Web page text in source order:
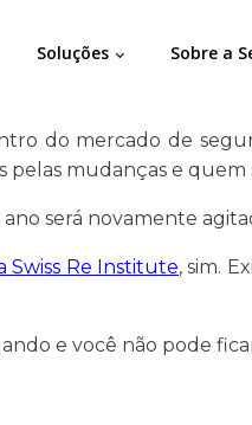
Soluções Sobre a
do mercado de
mudanças e
será novamente
Re Institute, sim.
e você não pode